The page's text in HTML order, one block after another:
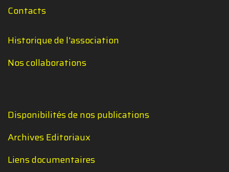
Contacts
Historique de l'association
Nos collaborations
Disponibilités de nos publications
Archives Editoriaux
Liens documentaires